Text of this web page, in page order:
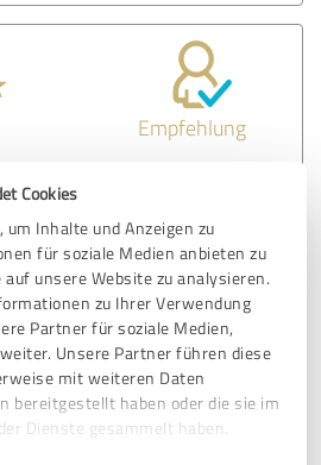
Cookies
Inhalte und Anzeigen zu
für soziale Medien anbieten zu
unsere Website zu analysieren.
zu Ihrer Verwendung
Partner für soziale Medien,
Unsere Partner führen diese
mit weiteren Daten
bereitgestellt haben oder die sie im
Dienste gesammelt haben.
Empfehlung
kompetenten
für die Entwicklung und
in unseren
für studentisches Wohnen oder
gefunden. Wir freuen uns
an einem unserer
die Errichtung einer
mit 800 Wohnplätzen und